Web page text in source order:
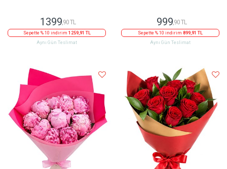
1399,90 TL
Sepette % 10 indirim 1259,91 TL
Aynı Gün Teslimat
999,90 TL
Sepette % 10 indirim 899,91 TL
Aynı Gün Teslimat